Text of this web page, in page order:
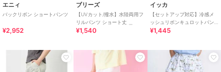
エニィ
バックリボン ショートパンツ
¥2,952
ブリーズ
【UVカット/撥水】水陸両用フ
リルパンツ ショート丈 ＿
¥1,540
イッカ
【セットアップ対応】冷感メ
ッシュリボンキュロットパン
ツ（120?160cm）
¥1,445